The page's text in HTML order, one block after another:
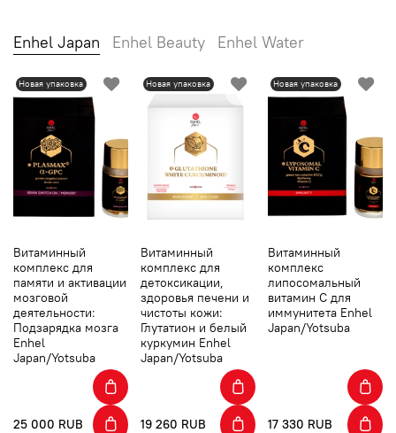
Enhel Japan Enhel Beauty Enhel Water
Новая упаковка
Витаминный
комплекс для
памяти и активации
мозговой
деятельности:
Подзарядка мозга
Enhel
Japan/Yotsuba
25 000 RUB
Новая упаковка
Витаминный
комплекс для
детоксикации,
здоровья печени и
чистоты кожи:
Глутатион и белый
куркумин Enhel
Japan/Yotsuba
19 260 RUB
Новая упаковка
Витаминный
комплекс
липосомальный
витамин С для
иммунитета Enhel
Japan/Yotsuba
17 330 RUB